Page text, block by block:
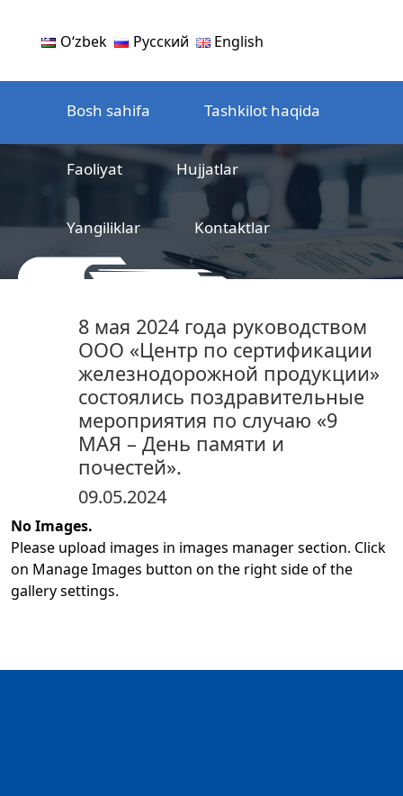
Oʻzbek Русский English
Bosh sahifa Tashkilot haqida
Faoliyat Hujjatlar
Yangiliklar Kontaktlar
sertifikatlashtirish markazi
8 мая 2024 года руководством
ООО «Центр по сертификации
железнодорожной продукции»
состоялись поздравительные
мероприятия по случаю «9
МАЯ – День памяти и
почестей».
09.05.2024
No Images.
Please upload images in images manager section. Click
on Manage Images button on the right side of the
gallery settings.